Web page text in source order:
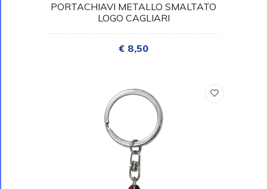
PORTACHIAVI METALLO SMALTATO
LOGO CAGLIARI
€ 8,50